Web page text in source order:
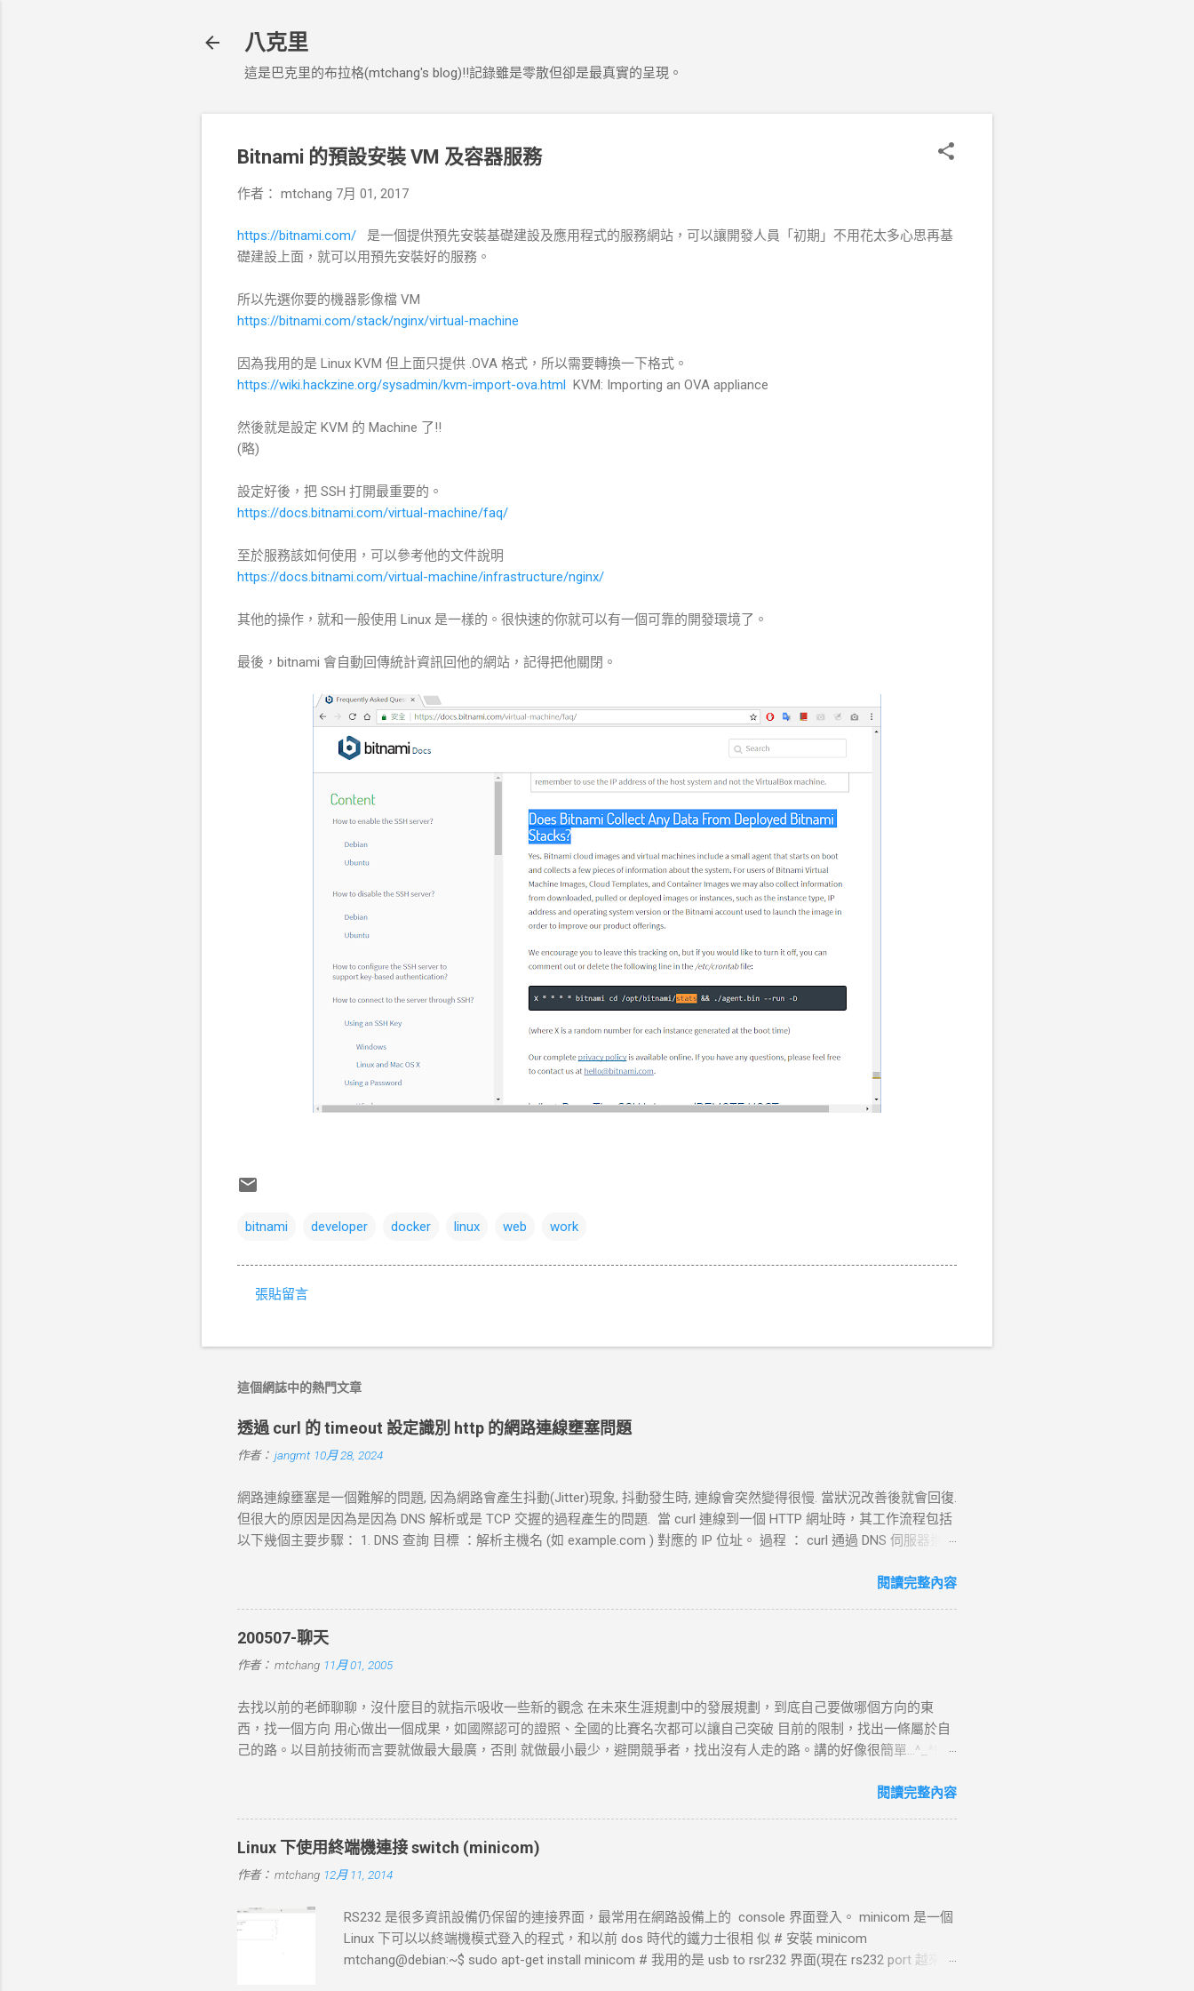
八克里
這是巴克里的布拉格(mtchang's blog)!!記錄雖是零散但卻是最真實的呈現。
Bitnami 的預設安裝 VM 及容器服務
作者： mtchang 7月 01, 2017
https://bitnami.com/ 是一個提供預先安裝基礎建設及應用程式的服務網站，可以讓開發人員「初期」不用花太多心思再基
礎建設上面，就可以用預先安裝好的服務。
所以先選你要的機器影像檔 VM
https://bitnami.com/stack/nginx/virtual-machine
因為我用的是 Linux KVM 但上面只提供 .OVA 格式，所以需要轉換一下格式。
https://wiki.hackzine.org/sysadmin/kvm-import-ova.html KVM: Importing an OVA appliance
然後就是設定 KVM 的 Machine 了!!
(略)
設定好後，把 SSH 打開最重要的。
https://docs.bitnami.com/virtual-machine/faq/
至於服務該如何使用，可以參考他的文件說明
https://docs.bitnami.com/virtual-machine/infrastructure/nginx/
其他的操作，就和一般使用 Linux 是一樣的。很快速的你就可以有一個可靠的開發環境了。
最後，bitnami 會自動回傳統計資訊回他的網站，記得把他關閉。
bitnami developer docker linux web work
張貼留言
這個網誌中的熱門文章
透過 curl 的 timeout 設定識別 http 的網路連線壅塞問題
作者： jangmt 10月 28, 2024
網路連線壅塞是一個難解的問題, 因為網路會產生抖動(Jitter)現象, 抖動發生時, 連線會突然變得很慢. 當狀況改善後就會回復.
但很大的原因是因為是因為 DNS 解析或是 TCP 交握的過程產生的問題. 當 curl 連線到一個 HTTP 網址時，其工作流程包括
以下幾個主要步驟： 1. DNS 查詢 目標 ：解析主機名 (如 example.com ) 對應的 IP 位址。 過程 ： curl 通過 DNS 伺服器進行
錯誤並中止。 2. TCP 三向交握 (Three-Way Handshake) 目標 ：建立與目標伺服器的 TCP 連線。 過程 ： curl 通過系統內核
connect-timeout 設定時間內未完成三向交握，則連線失敗並返回超時錯誤。 3. 發送 HTTP 請求 目標 ：向伺服器發送具體
的 HTTP 請求，根據 URL 設定不同的請求方法（如 GET 、 POST ）。 過程 ： curl 構建 HTTP 請求標頭並附加任何所需的
數據（如表單數據），然後通過已建立的 TCP 連線將請求發送到伺服器。 結果 ：伺服器接收請求並準備回應，若過程中出
的回應內容。 過程 ：伺服器確認請求內容後，由 HTTP 伺服器（如 httpd ）根據需求（例如讀取靜態文件或調用後端服
務）生成回應，並加上適當的 HTTP 狀態碼和標頭。 結果 ：伺服器將回應內容傳回給 curl 客戶端。 5. 接收 HTTP 回應 目
標 ： curl 從伺服器接收回應數據，並在終端或指定的輸出目標中顯示。 過程 ： curl 讀取 HTTP 回應標頭（包括狀態碼，
閱讀完整內容
200507-聊天
作者： mtchang 11月 01, 2005
去找以前的老師聊聊，沒什麼目的就指示吸收一些新的觀念 在未來生涯規劃中的發展規劃，到底自己要做哪個方向的東
西，找一個方向 用心做出一個成果，如國際認可的證照、全國的比賽名次都可以讓自己突破 目前的限制，找出一條屬於自
己的路。以目前技術而言要就做最大最廣，否則 就做最小最少，避開競爭者，找出沒有人走的路。講的好像很簡單...^_^!!
Java在嵌入式系統上的開發 當然如果在學習過程中，有好的工作一定要爭取，要藉由好的工作來跳到更好的工作 研究所隨
閱讀完整內容
Linux 下使用終端機連接 switch (minicom)
作者： mtchang 12月 11, 2014
RS232 是很多資訊設備仍保留的連接界面，最常用在網路設備上的 console 界面登入。 minicom 是一個
Linux 下可以以終端機模式登入的程式，和以前 dos 時代的鐵力士很相 似 # 安裝 minicom
mtchang@debian:~$ sudo apt-get install minicom # 我用的是 usb to rsr232 界面(現在 rs232 port 越來越